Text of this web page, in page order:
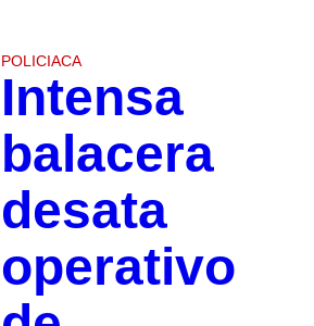
POLICIACA
Intensa
balacera
desata
operativo